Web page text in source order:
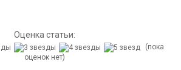
Оценка статьи:
(пока
оценок нет)